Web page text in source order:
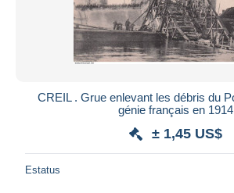
CREIL . Grue enlevant les débris du
génie français en 1914
± 1,45 US$
Estatus